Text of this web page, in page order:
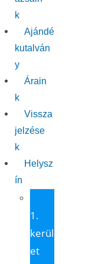
k
Ajándé
kutalván
y
Árain
k
Vissza
jelzése
k
Helysz
ín
1.
kerül
et